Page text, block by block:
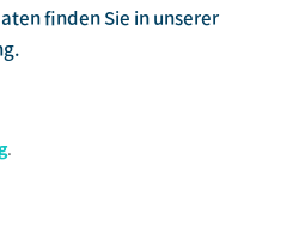
finden Sie in unserer
.